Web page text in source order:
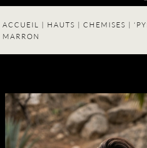
ACCUEIL | HAUTS | CHEMISES |
MARRON